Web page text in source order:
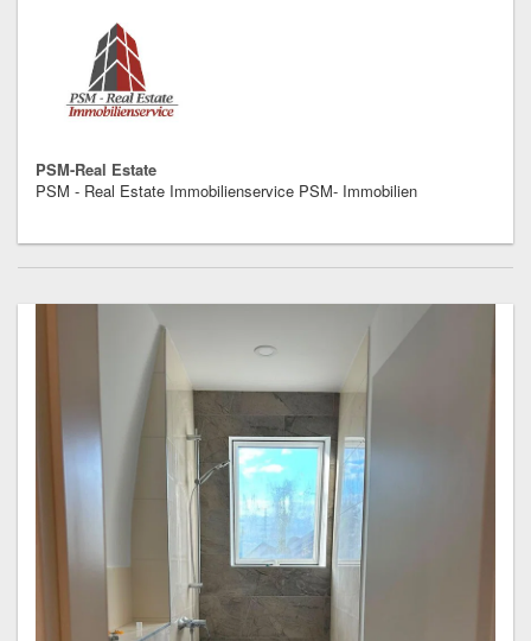
PSM-Real Estate
PSM - Real Estate Immobilienservice PSM- Immobilien